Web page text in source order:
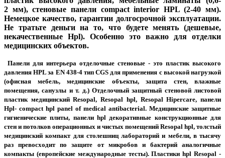
2 мм), стеновые панели compact interior HPL (2-40 мм).
Немецкое качество, гарантии долгосрочной эксплуатации.
Не тратьте деньги на то, что будете менять (дешевые,
некачественные Hpl). Особенно это важно для отделки
медицинских объектов.
Панели для интерьера отделочные стеновые - это пластик высокого
давления HPL за EN 438-4 тип CGS для применения с высокой нагрузкой
(офисная мебель, медицинские объекты, защита стен, влажные
помещения, санузлы и т. д.) Отделочный защитный стеновой листовой
пластик медицинский Resopal, Resopal hpl, Resopal Hipercare, панели
Hpl- compact hpl panel of medical antibacterial. Медицинские защитные
гигиенические плиты, панели hpl декоративные конструкционные для
стен и потолков операционных и чистых помещений Resopal hpl, толстый
медицинский компакт для столешниц лабораторий и мебели, в тысячу
раз превосходит по защите от микробов и бактерий аналогичные
компакты (европейские международные тесты). Пластики hpl Resopal -